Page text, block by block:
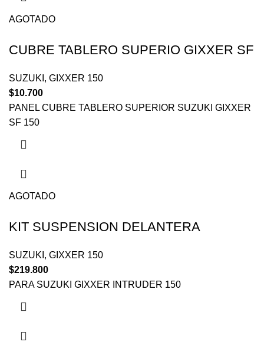
AGOTADO
CUBRE TABLERO SUPERIO GIXXER SF
SUZUKI , GIXXER 150
$10.700
PANEL CUBRE TABLERO SUPERIOR SUZUKI GIXXER
SF 150
AGOTADO
KIT SUSPENSION DELANTERA
SUZUKI , GIXXER 150
$219.800
PARA SUZUKI GIXXER INTRUDER 150